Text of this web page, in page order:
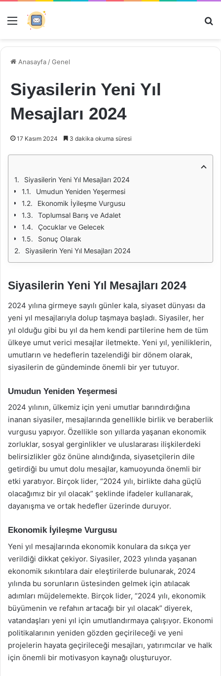
Menü
Anasayfa /Genel
Siyasilerin Yeni Yıl
Mesajları 2024
17 Kasım 2024 3 dakika okuma süresi
Siyasilerin Yeni Yıl Mesajları 2024
Umudun Yeniden Yeşermesi
Ekonomik İyileşme Vurgusu
Toplumsal Barış ve Adalet
Çocuklar ve Gelecek
Sonuç Olarak
Siyasilerin Yeni Yıl Mesajları 2024
Siyasilerin Yeni Yıl Mesajları 2024
2024 yılına girmeye sayılı günler kala, siyaset dünyası da
yeni yıl mesajlarıyla dolup taşmaya başladı. Siyasiler, her
yıl olduğu gibi bu yıl da hem kendi partilerine hem de tüm
ülkeye umut verici mesajlar iletmekte. Yeni yıl, yeniliklerin,
umutların ve hedeflerin tazelendiği bir dönem olarak,
siyasilerin de gündeminde önemli bir yer tutuyor.
Umudun Yeniden Yeşermesi
2024 yılının, ülkemiz için yeni umutlar barındırdığına
inanan siyasiler, mesajlarında genellikle birlik ve beraberlik
vurgusu yapıyor. Özellikle son yıllarda yaşanan ekonomik
zorluklar, sosyal gerginlikler ve uluslararası ilişkilerdeki
belirsizlikler göz önüne alındığında, siyasetçilerin dile
getirdiği bu umut dolu mesajlar, kamuoyunda önemli bir
etki yaratıyor. Birçok lider, “2024 yılı, birlikte daha güçlü
olacağımız bir yıl olacak” şeklinde ifadeler kullanarak,
dayanışma ve ortak hedefler üzerinde duruyor.
Ekonomik İyileşme Vurgusu
Yeni yıl mesajlarında ekonomik konulara da sıkça yer
verildiği dikkat çekiyor. Siyasiler, 2023 yılında yaşanan
ekonomik sıkıntılara dair eleştirilerde bulunarak, 2024
yılında bu sorunların üstesinden gelmek için atılacak
adımları müjdelemekte. Birçok lider, “2024 yılı, ekonomik
büyümenin ve refahın artacağı bir yıl olacak” diyerek,
vatandaşları yeni yıl için umutlandırmaya çalışıyor. Ekonomi
politikalarının yeniden gözden geçirileceği ve yeni
projelerin hayata geçirileceği mesajları, yatırımcılar ve halk
için önemli bir motivasyon kaynağı oluşturuyor.